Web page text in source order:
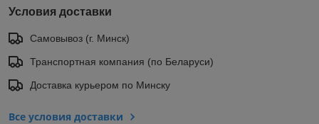
Условия доставки
Самовывоз (г. Минск)
Транспортная компания (по Беларуси)
Доставка курьером по Минску
Все условия доставки